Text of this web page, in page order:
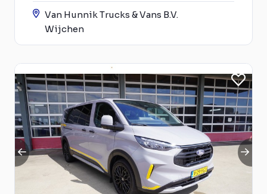
Van Hunnik Trucks & Vans B.V.
Wijchen